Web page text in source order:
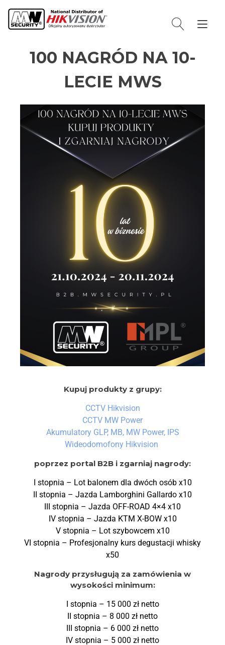
100 NAGRÓD NA 10-
LECIE MWS
Kupuj produkty z grupy:
CCTV Hikvision
CCTV MW Power
Akumulatory GLP, MB, MW Power, IPS
Wideodomofony Hikvision
poprzez portal B2B i zgarniaj nagrody:
I stopnia – Lot balonem dla dwóch osób x10
II stopnia – Jazda Lamborghini Gallardo x10
III stopnia – Jazda OFF-ROAD 4×4 x10
IV stopnia – Jazda KTM X-BOW x10
V stopnia – Lot szybowcem x10
VI stopnia – Profesjonalny kurs degustacji whisky
x50
Nagrody przysługują za zamówienia w
wysokości minimum:
I stopnia – 15 000 zł netto
II stopnia – 8 000 zł netto
III stopnia – 6 000 zł netto
IV stopnia – 5 000 zł netto